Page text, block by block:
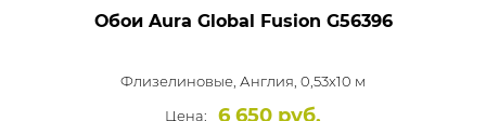
Обои Aura Global Fusion G56396
Флизелиновые, Англия, 0,53x10 м
Цена:
6 650 руб.